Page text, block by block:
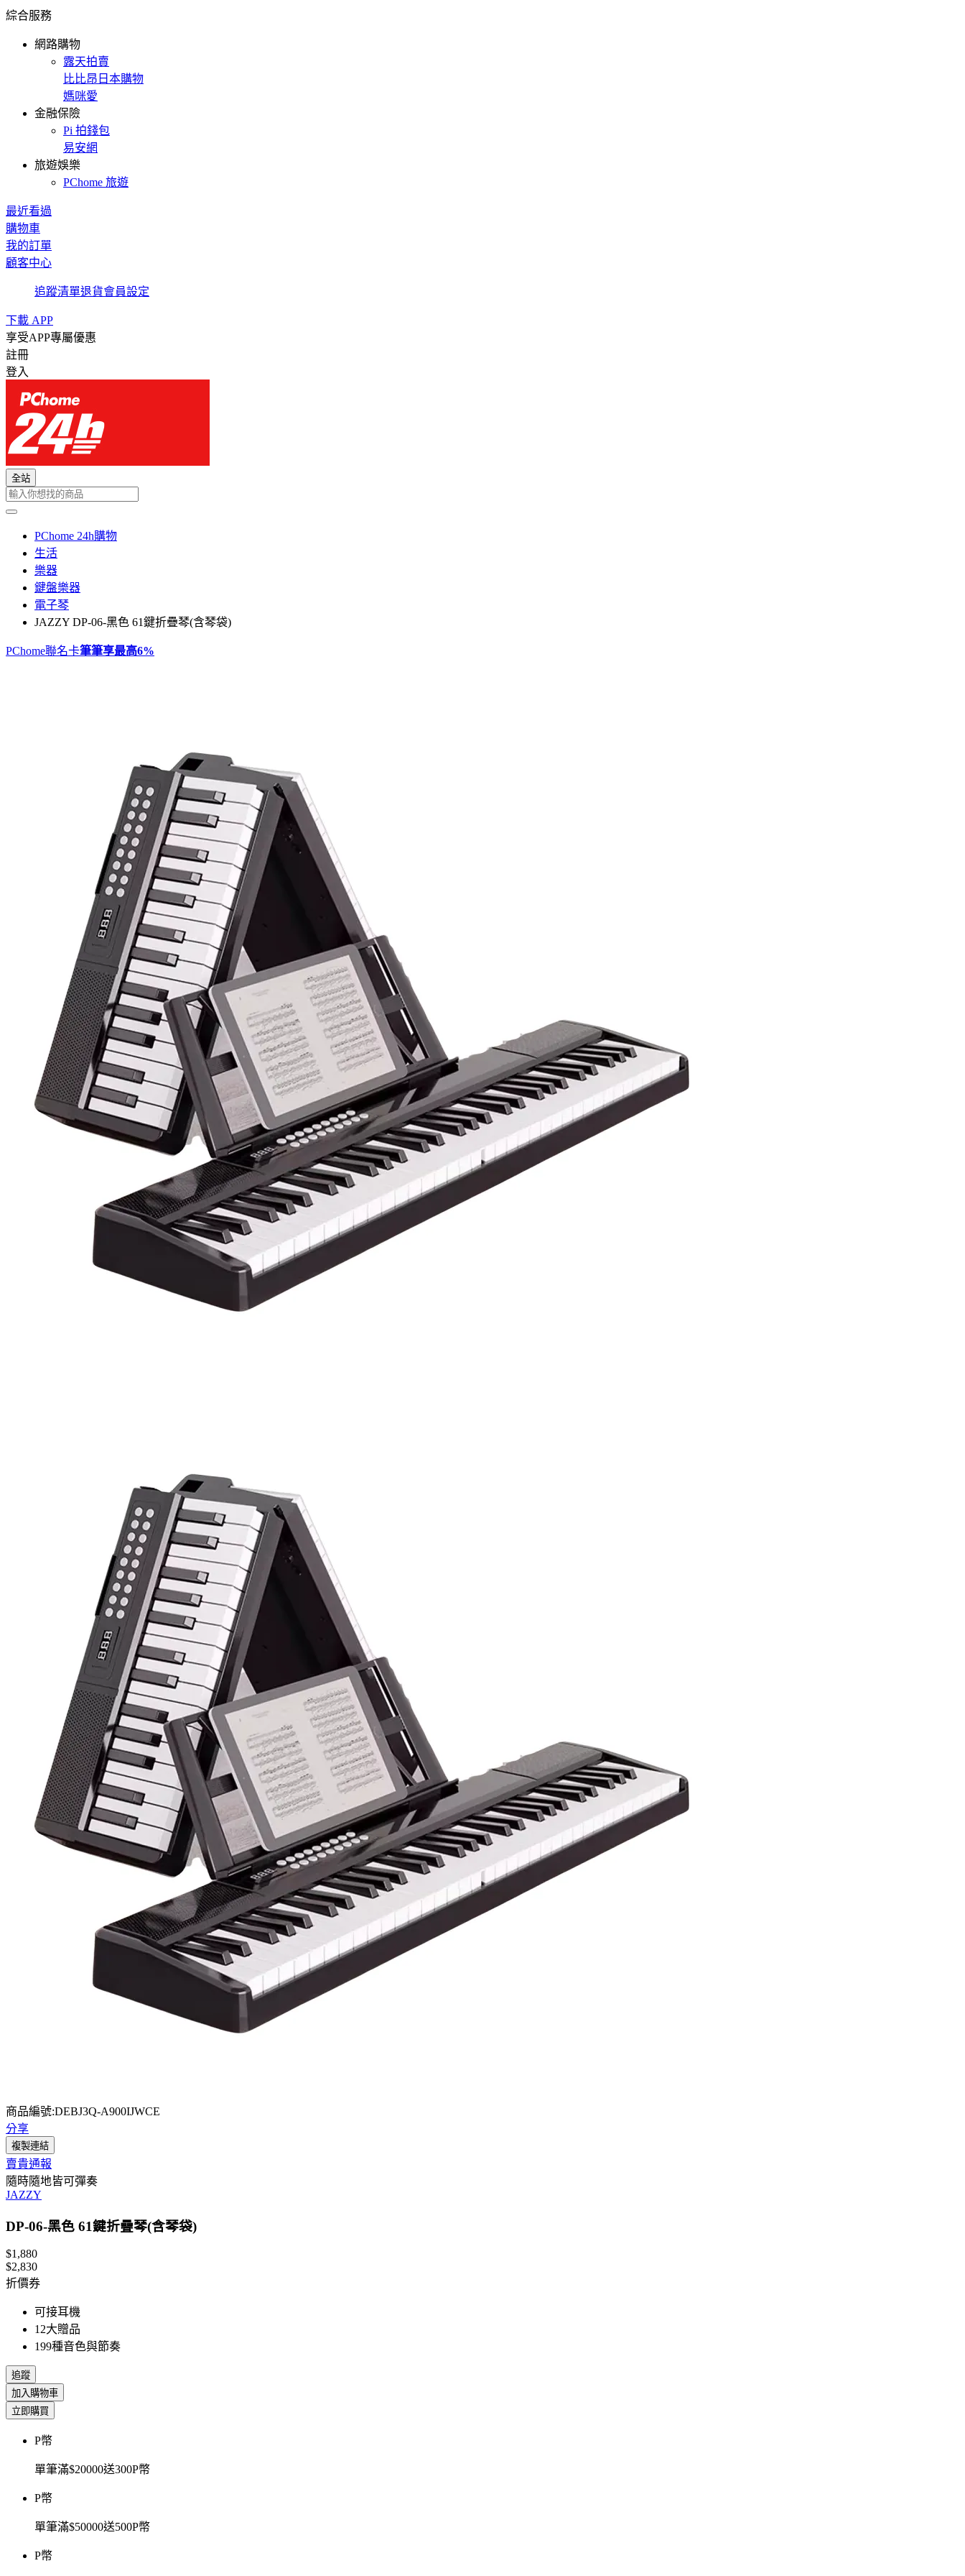
綜合服務
網路購物
露天拍賣
比比昂日本購物
媽咪愛
金融保險
Pi 拍錢包
易安網
旅遊娛樂
PChome 旅遊
最近看過
購物車
我的訂單
顧客中心
追蹤清單退貨會員設定
下載 APP
享受APP專屬優惠
註冊
登入
全站
PChome 24h購物
生活
樂器
鍵盤樂器
電子琴
JAZZY DP-06-黑色 61鍵折疊琴(含琴袋)
PChome聯名卡筆筆享最高6%
商品編號:DEBJ3Q-A900IJWCE
分享
複製連結
賣貴通報
隨時隨地皆可彈奏
JAZZY
DP-06-黑色 61鍵折疊琴(含琴袋)
$1,880
$2,830
折價券
可接耳機
12大贈品
199種音色與節奏
追蹤
加入購物車
立即購買
P幣
單筆滿$20000送300P幣
P幣
單筆滿$50000送500P幣
P幣